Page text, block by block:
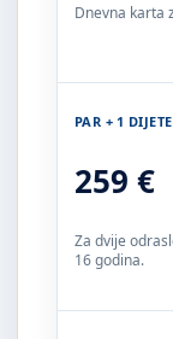
Dnevna karta
PAR + 1 DIJETE
259 €
Za dvije
16 godina.